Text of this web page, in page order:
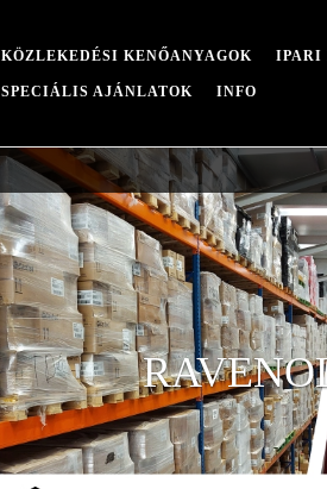
KÖZLEKEDÉSI KENŐANYAGOK IPARI
SPECIÁLIS AJÁNLATOK INFO